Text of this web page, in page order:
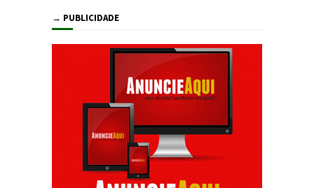
→ PUBLICIDADE